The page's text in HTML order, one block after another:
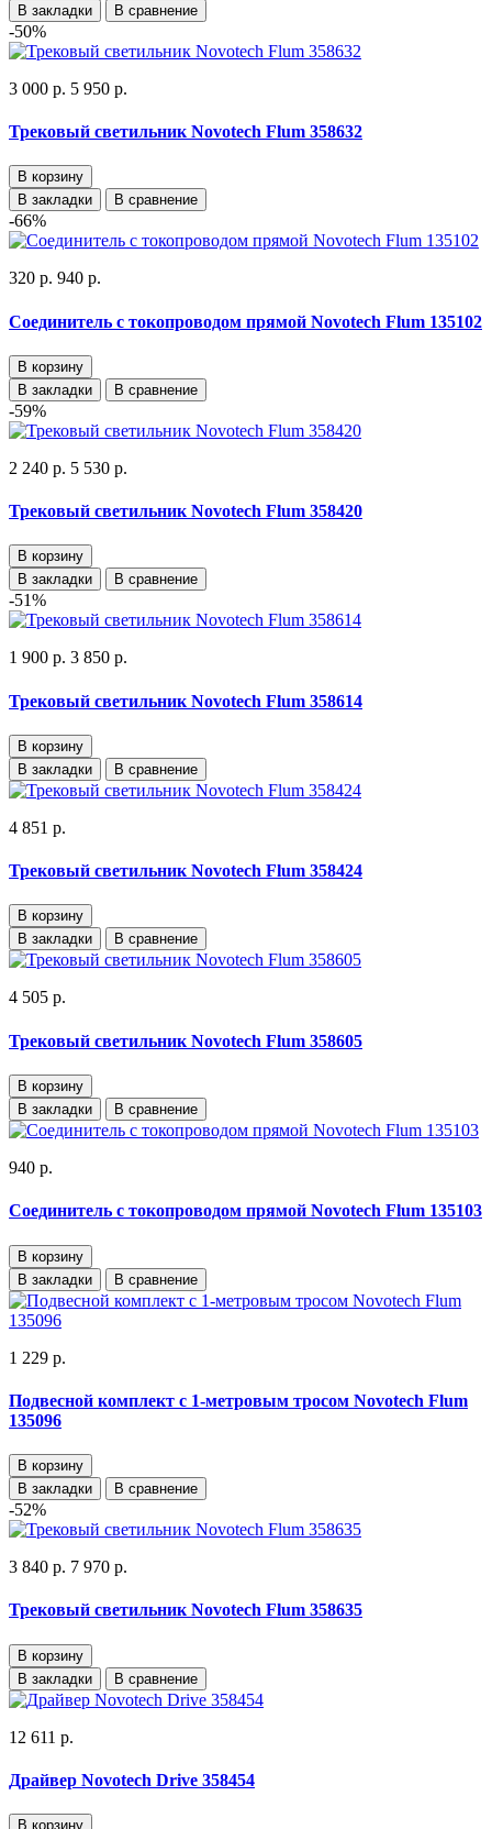
В закладки
В сравнение
-50%
3 000 р. 5 950 р.
Трековый светильник Novotech Flum 358632
В корзину
В закладки
В сравнение
-66%
320 р. 940 р.
Cоединитель с токопроводом прямой Novotech Flum 135102
В корзину
В закладки
В сравнение
-59%
2 240 р. 5 530 р.
Трековый светильник Novotech Flum 358420
В корзину
В закладки
В сравнение
-51%
1 900 р. 3 850 р.
Трековый светильник Novotech Flum 358614
В корзину
В закладки
В сравнение
4 851 р.
Трековый светильник Novotech Flum 358424
В корзину
В закладки
В сравнение
4 505 р.
Трековый светильник Novotech Flum 358605
В корзину
В закладки
В сравнение
940 р.
Cоединитель с токопроводом прямой Novotech Flum 135103
В корзину
В закладки
В сравнение
1 229 р.
Подвесной комплект с 1-метровым тросом Novotech Flum
135096
В корзину
В закладки
В сравнение
-52%
3 840 р. 7 970 р.
Трековый светильник Novotech Flum 358635
В корзину
В закладки
В сравнение
12 611 р.
Драйвер Novotech Drive 358454
В корзину